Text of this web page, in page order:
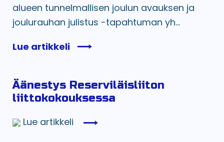
alueen tunnelmallisen joulun avauksen ja
joulurauhan julistus -tapahtuman yh...
Lue artikkeli
Äänestys Reserviläisliiton
liittokokouksessa
Lue artikkeli